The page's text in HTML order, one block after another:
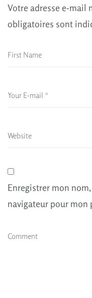
Votre adresse e-mail
obligatoires sont
Enregistrer mon
navigateur pour mon